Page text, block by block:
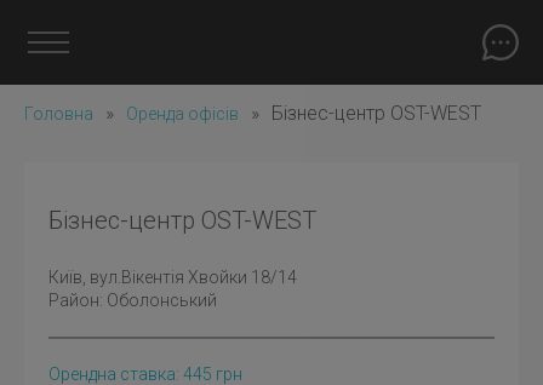
Головна » Оренда офісів » Бізнес-центр OST-WEST
Бізнес-центр OST-WEST
Київ , вул.Вікентія Хвойки 18/14
Район: Оболонський
Орендна ставка: 445 грн